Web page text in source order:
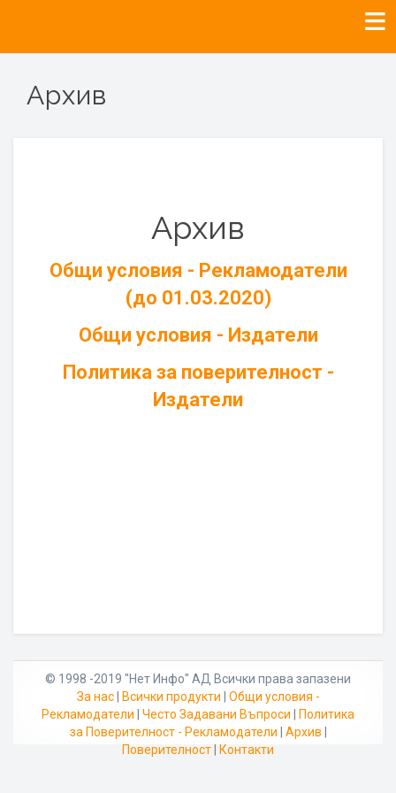
Архив
Архив
Общи условия - Рекламодатели
(до 01.03.2020)
Общи условия - Издатели
Политика за поверителност -
Издатели
© 1998 -2019 "Нет Инфо" АД Всички права запазени
За нас| Всички продукти
Общи условия -
Рекламодатели
Често Задавани Въпроси
Политика
за Поверителност - Рекламодатели
Архив
Поверителност
Контакти